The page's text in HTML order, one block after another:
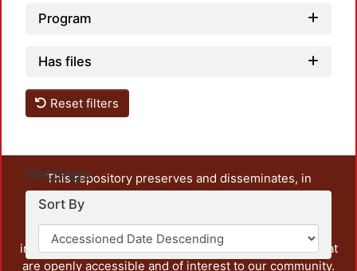
Program
Has files
Reset filters
Settings
Sort By
This repository preserves and disseminates, in
unrestricted open access, the teaching and research
output of UAM Azcapotzalco. It also includes some
administrative and graphic documents from the
institution, as well as content from other institutions that
are openly accessible and of interest to our community.